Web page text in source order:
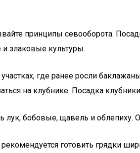
принципы севооборота.
злаковые культуры.
где ранее росли
на клубнике. Посадка
бобовые, щавель и облепиху.
готовить грядки